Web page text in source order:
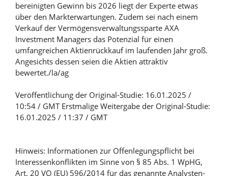
bereinigten Gewinn bis 2026 liegt der Experte etwas
über den Markterwartungen. Zudem sei nach einem
Verkauf der Vermögensverwaltungssparte AXA
Investment Managers das Potenzial für einen
umfangreichen Aktienrückkauf im laufenden Jahr groß.
Angesichts dessen seien die Aktien attraktiv
bewertet./la/ag
Veröffentlichung der Original-Studie: 16.01.2025 /
10:54 / GMT Erstmalige Weitergabe der Original-Studie:
16.01.2025 / 11:37 / GMT
Hinweis: Informationen zur Offenlegungspflicht bei
Interessenkonflikten im Sinne von § 85 Abs. 1 WpHG,
Art. 20 VO (EU) 596/2014 für das genannte Analysten-